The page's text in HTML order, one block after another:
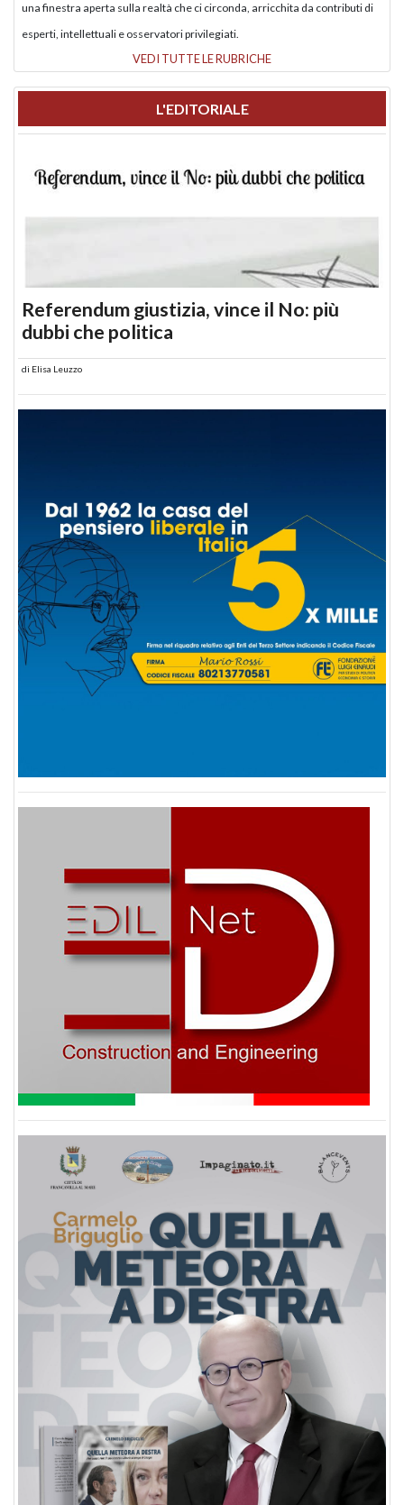
una finestra aperta sulla realtà che ci circonda, arricchita da contributi di
esperti, intellettuali e osservatori privilegiati.
VEDI TUTTE LE RUBRICHE
L'EDITORIALE
Referendum giustizia, vince il No: più
dubbi che politica
di Elisa Leuzzo